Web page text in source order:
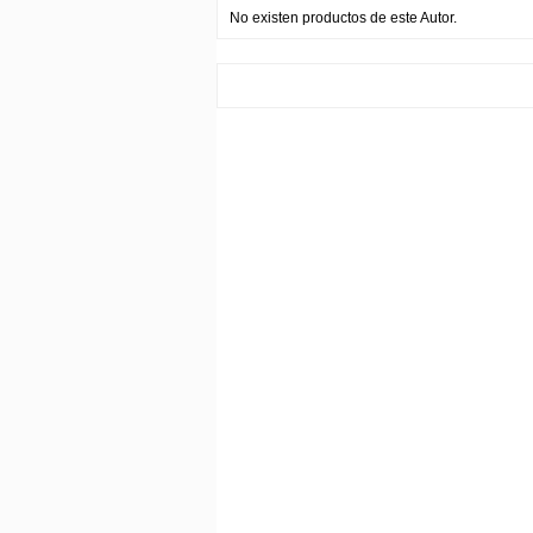
No existen productos de este Autor.